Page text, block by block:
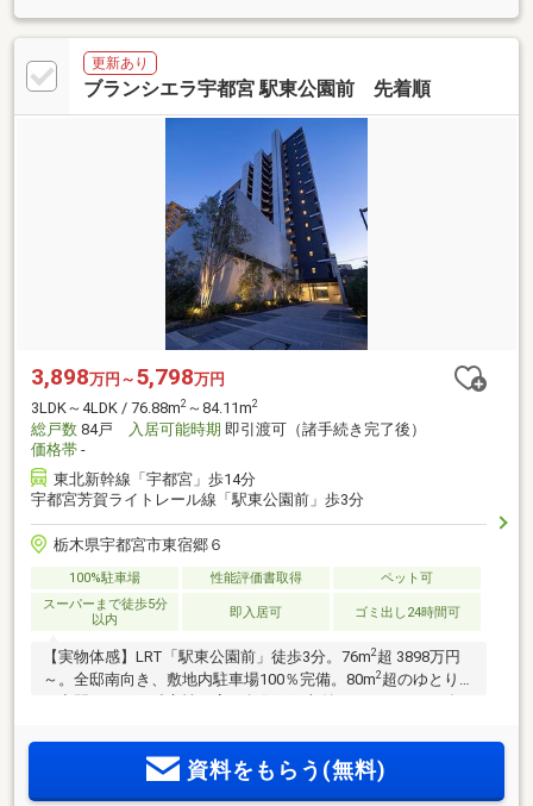
更新あり
ブランシエラ宇都宮 駅東公園前 先着順
3,898万円～ 5,798万円
3LDK～4LDK / 76.88m2 ～84.11m2
総戸数 84戸 入居可能時期 即引渡可（諸手続き完了後）
価格帯 -
東北新幹線「宇都宮」歩14分
宇都宮芳賀ライトレール線「駅東公園前」歩3分
栃木県宇都宮市東宿郷６
100%駐車場 性能評価書取得
ペット可
スーパーまで徒歩5分
以内
即入居可 ゴミ出し24時間可
【実物体感】LRT「駅東公園前」徒歩3分。76m2超 3898万円
～。全邸南向き、敷地内駐車場100％完備。80m2超のゆとりあ
の全84邸で快適な毎日を。
資料をもらう(無料)